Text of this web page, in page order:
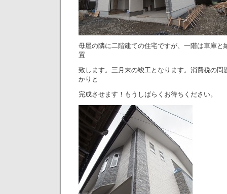
母屋の隣に二階建ての住宅ですが、一階は車庫と
置
致します。三月末の竣工となります。消費税の問
かりと
完成させます！もうしばらくお待ちください。